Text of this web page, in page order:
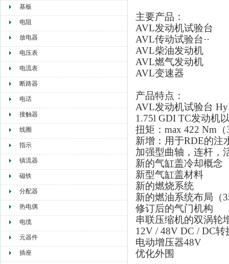
基板
电阻
放电器
电压表
电流表
断路器
电话
接触器
线圈
指示
镇流器
磁铁
分配器
热电偶
电缆
元器件
插座
主要产品：
AVL发动机试验台
AVL传动试验台··
AVL柴油发动机
AVL燃气发动机
AVL变速器
产品特点：
AVL发动机试验台
1.75l GDI TC发动机
扭矩：max 422 Nm
新增：用于RDE的注
加强型曲轴，连杆，
新的气缸盖冷却概念
新型气缸盖材料
新的燃烧系统
新的燃油系统布局（
修订后的气门机构
串联压缩机的双涡轮
12V / 48V DC / DC转
电动增压器48V
优化外围